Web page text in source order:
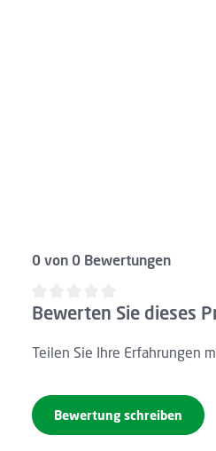
0 von 0 Bewertungen
Durchschnittliche Bewertung
Bewerten Sie dieses
Teilen Sie Ihre Erfahrungen
Bewertung schreiben